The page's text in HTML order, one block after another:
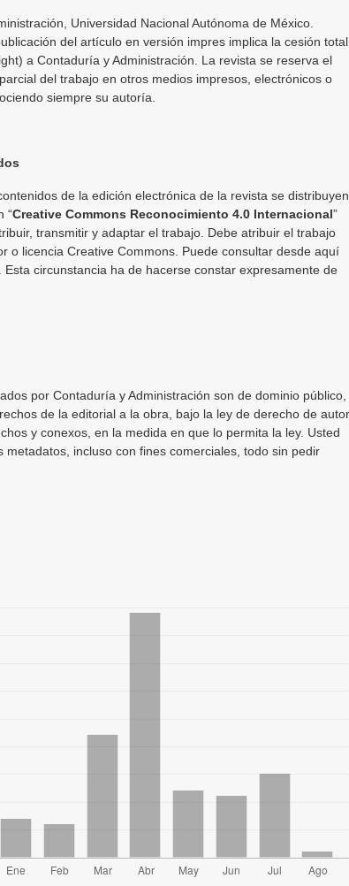
Universidad Nacional Autónoma de México.
del artículo en versión impres implica la cesión total
a Contaduría y Administración. La revista se reserva el
del trabajo en otros medios impresos, electrónicos o
siempre su autoría.
de la edición electrónica de la revista se distribuyen
“Creative Commons Reconocimiento 4.0 Internacional”
transmitir y adaptar el trabajo. Debe atribuir el trabajo
o licencia Creative Commons. Puede consultar desde aquí
Esta circunstancia ha de hacerse constar expresamente de
por Contaduría y Administración son de dominio público,
de la editorial a la obra, bajo la ley de derecho de autor
y conexos, en la medida en que lo permita la ley. Usted
metadatos, incluso con fines comerciales, todo sin pedir